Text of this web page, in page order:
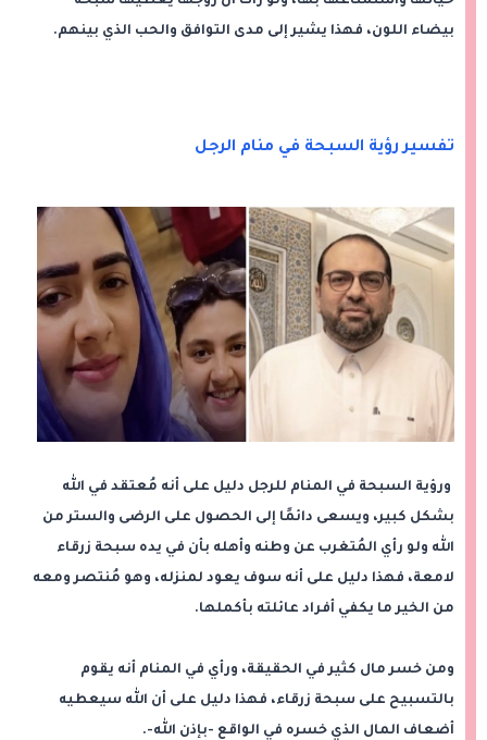
بيضاء اللون، فهذا يشير إلى مدى التوافق والحب الذي بينهم.
تفسير رؤية السبحة في منام الرجل
ورؤية السبحة في المنام للرجل دليل على أنه مُعتقد في الله
بشكل كبير، ويسعى دائمًا إلى الحصول على الرضى والستر من
الله ولو رأي المُتغرب عن وطنه وأهله بأن في يده سبحة زرقاء
لامعة، فهذا دليل على أنه سوف يعود لمنزله، وهو مُنتصر ومعه
من الخير ما يكفي أفراد عائلته بأكملها.
ومن خسر مال كثير في الحقيقة، ورأي في المنام أنه يقوم
بالتسبيح على سبحة زرقاء، فهذا دليل على أن الله سيعطيه
أضعاف المال الذي خسره في الواقع -بإذن الله-.